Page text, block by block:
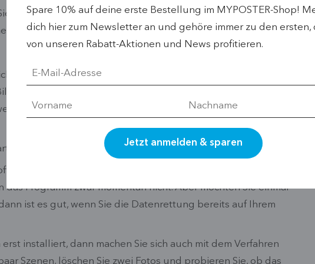
das passende Datenrettungs-Programm aus dem Internet
Bildern anwenden. Bevor wir aber ins Detail gehen, diese
gelöscht, das Sie wiederherstellen möchten?
auf die Karte. Nehmen Sie die Karte am besten sofort aus
Fotos auf der Karte speichern, könnte das gelöschte Bild
nach ungewolltem Löschen auch nicht neu.
(also das Wiederherstellungs-Programm) am besten
das Programm zwar momentan nicht. Aber möchten Sie einmal
ist es gut, wenn Sie die Datenrettung bereits auf Ihrem
installiert, dann machen Sie sich auch mit dem Verfahren
Szenen, löschen Sie zwei Fotos und probieren Sie, ob das
Spare 10% auf deine erste Bestellung im MYPOSTER-Shop!
dich hier zum Newsletter an und gehöre immer zu den ersten,
von unseren Rabatt-Aktionen und News profitieren.